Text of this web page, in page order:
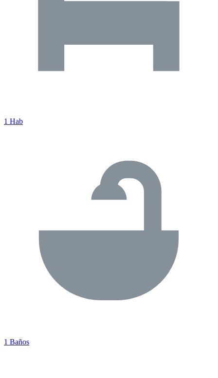
1 Hab
1 Baños